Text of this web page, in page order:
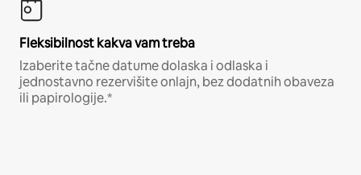
Fleksibilnost kakva vam treba
Izaberite tačne datume dolaska i odlaska i
jednostavno rezervišite onlajn, bez dodatnih obaveza
ili papirologije.*